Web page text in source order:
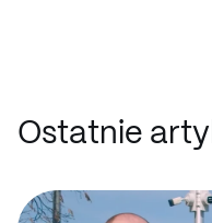
Ostatnie